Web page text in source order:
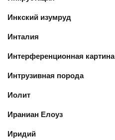
Инкский изумруд
Инталия
Интерференционная картина
Интрузивная порода
Иолит
Ираниан Елоуз
Иридий